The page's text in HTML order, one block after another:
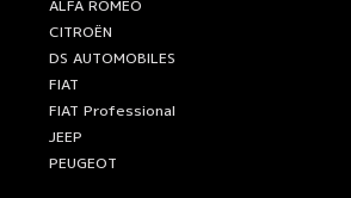
ALFA ROMEO
CITROËN
DS AUTOMOBILES
FIAT
FIAT Professional
JEEP
PEUGEOT